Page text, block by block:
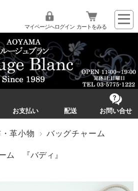
マイページへログイン カートをみる
お支払い 配送 お問い合せ
革小物 バッグチャーム
ム 『バディ』